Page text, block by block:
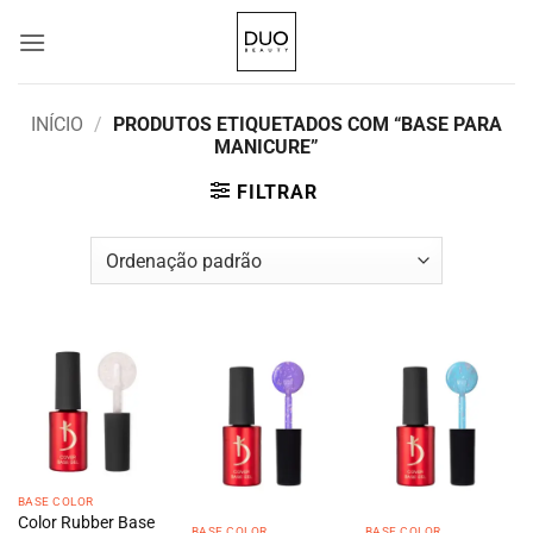
INÍCIO / PRODUTOS ETIQUETADOS COM “BASE PARA
MANICURE”
FILTRAR
BASE COLOR
Color Rubber Base